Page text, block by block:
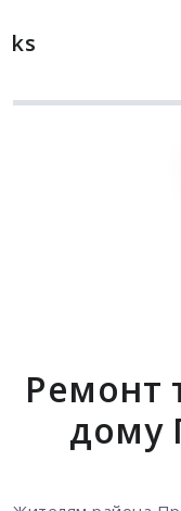
Ремонт
дому